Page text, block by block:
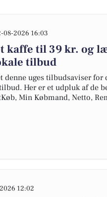
08-2026 16:03
kaffe til 39 kr. og
tilbud
denne uges tilbudsaviser
Her er et udpluk af de
Min Købmand, Netto,
12:02